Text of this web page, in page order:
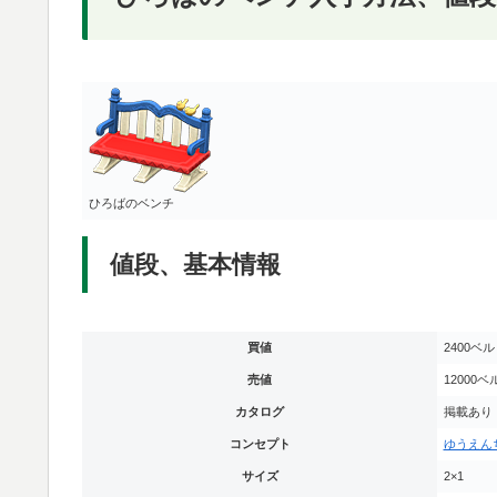
ひろばのベンチ
値段、基本情報
買値 2400ベル
売値 12000ベ
カタログ 掲載あり
コンセプト ゆうえん
サイズ 2×1